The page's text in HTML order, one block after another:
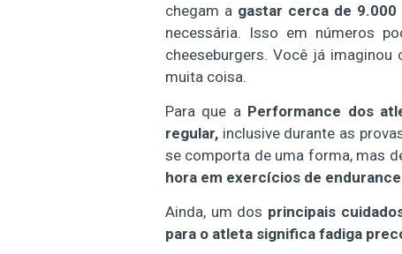
chegam a gastar cerca de
necessária. Isso em números
cheeseburgers. Você já
muita coisa.
Para que a Performance dos
regular, inclusive durante as
se comporta de uma forma, mas
hora em exercícios de endurance
Ainda, um dos principais
para o atleta significa fadiga